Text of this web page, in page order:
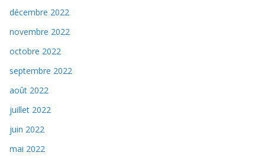
décembre 2022
novembre 2022
octobre 2022
septembre 2022
août 2022
juillet 2022
juin 2022
mai 2022